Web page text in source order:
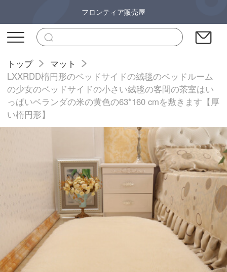
フロンティア販売屋
トップ
マット
LXXRDD楕円形のベッドサイドの絨毯のベッドルーム
の少女のベッドサイドの小さい絨毯の客間の茶室はい
っぱいベランダの米の黄色の63*160 cmを敷きます【厚
い楕円形】